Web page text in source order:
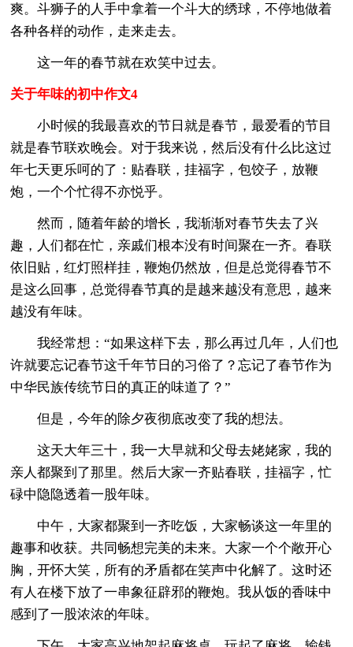
爽。斗狮子的人手中拿着一个斗大的绣球，不停地做着
各种各样的动作，走来走去。
这一年的春节就在欢笑中过去。
关于年味的初中作文4
小时候的我最喜欢的节日就是春节，最爱看的节目
就是春节联欢晚会。对于我来说，然后没有什么比这过
年七天更乐呵的了：贴春联，挂福字，包饺子，放鞭
炮，一个个忙得不亦悦乎。
然而，随着年龄的增长，我渐渐对春节失去了兴
趣，人们都在忙，亲戚们根本没有时间聚在一齐。春联
依旧贴，红灯照样挂，鞭炮仍然放，但是总觉得春节不
是这么回事，总觉得春节真的是越来越没有意思，越来
越没有年味。
我经常想：“如果这样下去，那么再过几年，人们也
许就要忘记春节这千年节日的习俗了？忘记了春节作为
中华民族传统节日的真正的味道了？”
但是，今年的除夕夜彻底改变了我的想法。
这天大年三十，我一大早就和父母去姥姥家，我的
亲人都聚到了那里。然后大家一齐贴春联，挂福字，忙
碌中隐隐透着一股年味。
中午，大家都聚到一齐吃饭，大家畅谈这一年里的
趣事和收获。共同畅想完美的未来。大家一个个敞开心
胸，开怀大笑，所有的矛盾都在笑声中化解了。这时还
有人在楼下放了一串象征辟邪的鞭炮。我从饭的香味中
感到了一股浓浓的年味。